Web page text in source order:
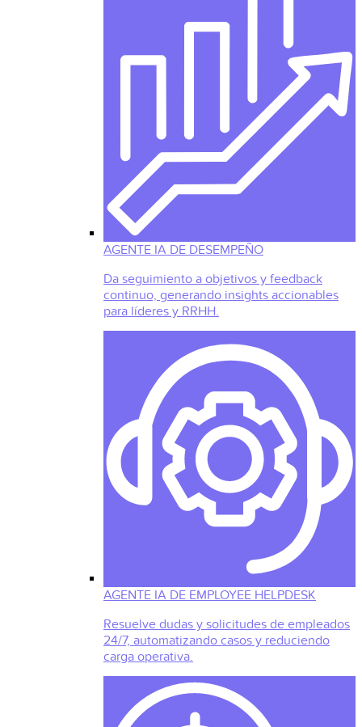
AGENTE IA DE DESEMPEÑO
Da seguimiento a objetivos y feedback
continuo, generando insights accionables
para líderes y RRHH.
AGENTE IA DE EMPLOYEE HELPDESK
Resuelve dudas y solicitudes de empleados
24/7, automatizando casos y reduciendo
carga operativa.